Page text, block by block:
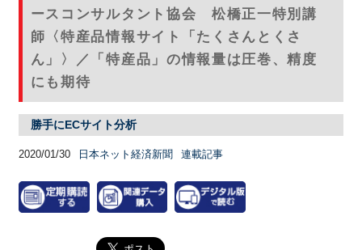
ースコンサルタント協会 松橋正一特別講
師〈特産品情報サイト「たくさんとくさ
ん」〉／「特産品」の情報量は圧巻、精度
にも期待
勝手にECサイト分析
2020/01/30 日本ネット経済新聞 連載記事